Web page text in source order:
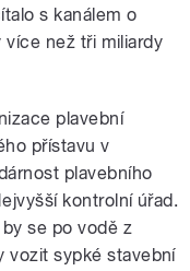
s kanálem o
než tři miliardy
plavební
přístavu v
plavebního
kontrolní úřad.
se po vodě z
vozit sypké stavební